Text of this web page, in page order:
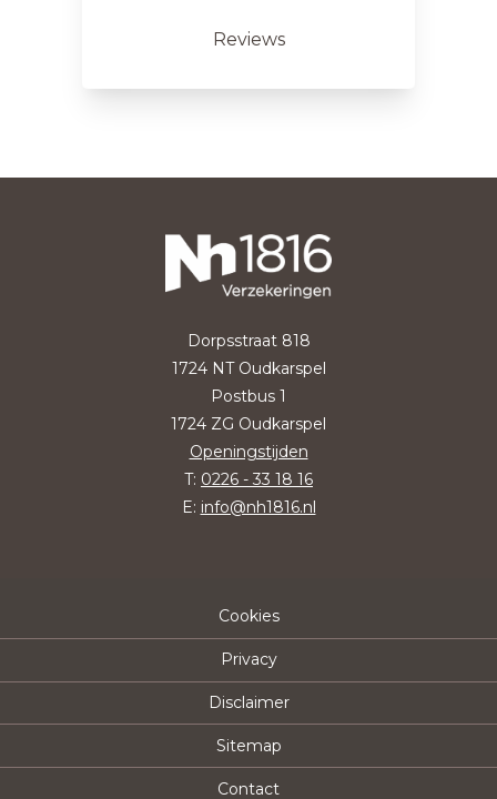
Reviews
Dorpsstraat 818
1724 NT Oudkarspel
Postbus 1
1724 ZG Oudkarspel
Openingstijden
T: 0226 - 33 18 16
E: info@nh1816.nl
Cookies
Privacy
Disclaimer
Sitemap
Contact